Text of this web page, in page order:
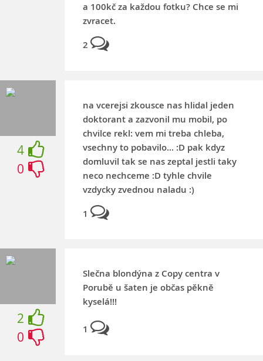
a 100kč za každou fotku? Chce se mi
zvracet.
2
4
0
na vcerejsi zkousce nas hlidal jeden
doktorant a zazvonil mu mobil, po
chvilce rekl: vem mi treba chleba,
vsechny to pobavilo... :D pak kdyz
domluvil tak se nas zeptal jestli taky
neco nechceme :D tyhle chvile
vzdycky zvednou naladu :)
1
2
0
Slečna blondýna z Copy centra v
Porubě u šaten je občas pěkně
kyselá!!!
1